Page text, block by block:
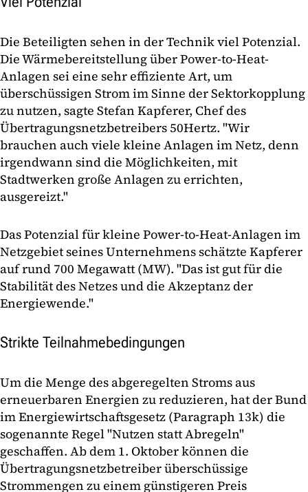
Die Beteiligten sehen in der Technik viel Potenzial.
Die Wärmebereitstellung über Power-to-Heat-
Anlagen sei eine sehr effiziente Art, um
überschüssigen Strom im Sinne der Sektorkopplung
zu nutzen, sagte Stefan Kapferer, Chef des
Übertragungsnetzbetreibers 50Hertz. "Wir
brauchen auch viele kleine Anlagen im Netz, denn
irgendwann sind die Möglichkeiten, mit
Stadtwerken große Anlagen zu errichten,
ausgereizt."
Das Potenzial für kleine Power-to-Heat-Anlagen im
Netzgebiet seines Unternehmens schätzte Kapferer
auf rund 700 Megawatt (MW). "Das ist gut für die
Stabilität des Netzes und die Akzeptanz der
Energiewende."
Strikte Teilnahmebedingungen
Um die Menge des abgeregelten Stroms aus
erneuerbaren Energien zu reduzieren, hat der Bund
im Energiewirtschaftsgesetz (Paragraph 13k) die
sogenannte Regel "Nutzen statt Abregeln"
geschaffen. Ab dem 1. Oktober können die
Übertragungsnetzbetreiber überschüssige
Strommengen zu einem günstigeren Preis